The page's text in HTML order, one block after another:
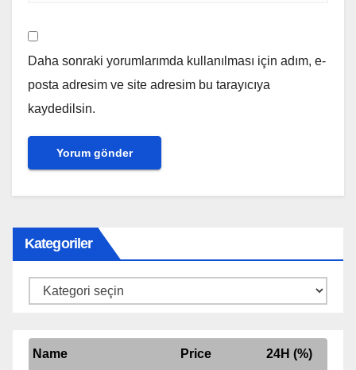
Daha sonraki yorumlarımda kullanılması için adım, e-
posta adresim ve site adresim bu tarayıcıya
kaydedilsin.
Kategoriler
Kategoriler
Name Price 24H (%)